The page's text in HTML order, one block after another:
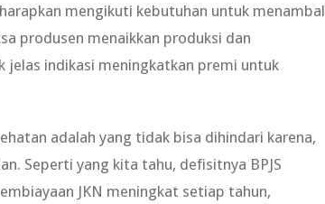
mengikuti kebutuhan untuk menambal
produsen menaikkan produksi dan
jelas indikasi meningkatkan premi untuk
adalah yang tidak bisa dihindari karena,
Seperti yang kita tahu, defisitnya BPJS
JKN meningkat setiap tahun,